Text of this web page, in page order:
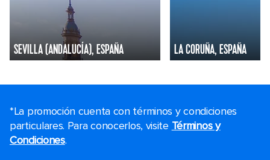
SEVILLA (ANDALUCÍA), ESPAÑA LA CORUÑA, ESPAÑA
*La promoción cuenta con términos y condiciones
particulares. Para conocerlos, visite Términos y
Condiciones.